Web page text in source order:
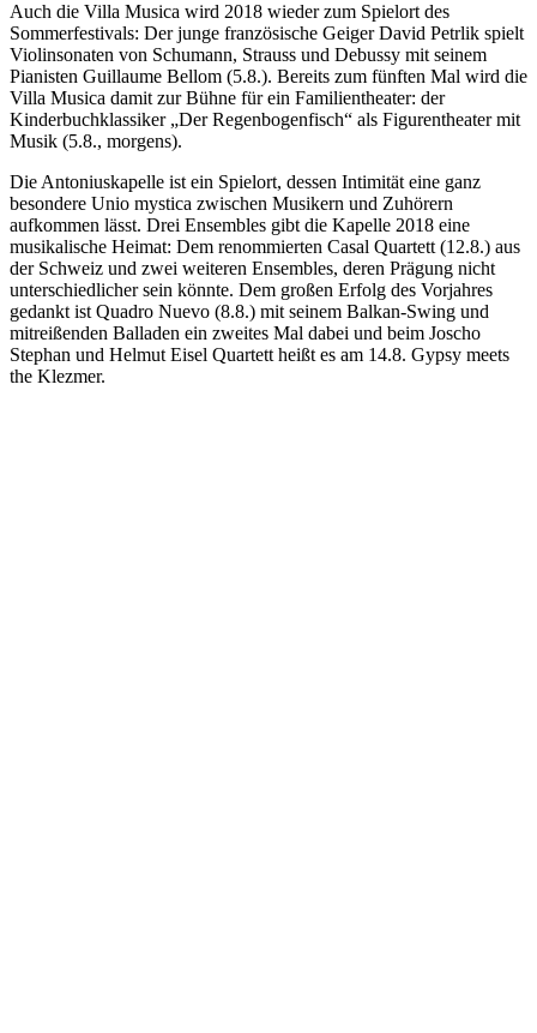
Auch die Villa Musica wird 2018 wieder zum Spielort des
Sommerfestivals: Der junge französische Geiger David Petrlik spielt
Violinsonaten von Schumann, Strauss und Debussy mit seinem
Pianisten Guillaume Bellom (5.8.). Bereits zum fünften Mal wird die
Villa Musica damit zur Bühne für ein Familientheater: der
Kinderbuchklassiker „Der Regenbogenfisch“ als Figurentheater mit
Musik (5.8., morgens).
Die Antoniuskapelle ist ein Spielort, dessen Intimität eine ganz
besondere Unio mystica zwischen Musikern und Zuhörern
aufkommen lässt. Drei Ensembles gibt die Kapelle 2018 eine
musikalische Heimat: Dem renommierten Casal Quartett (12.8.) aus
der Schweiz und zwei weiteren Ensembles, deren Prägung nicht
unterschiedlicher sein könnte. Dem großen Erfolg des Vorjahres
gedankt ist Quadro Nuevo (8.8.) mit seinem Balkan-Swing und
mitreißenden Balladen ein zweites Mal dabei und beim Joscho
Stephan und Helmut Eisel Quartett heißt es am 14.8. Gypsy meets
the Klezmer.